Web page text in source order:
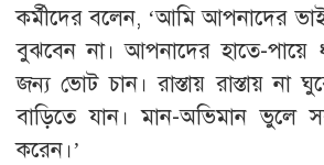
কর্মীদের বলেন, ‘আমি আপনাদের
বুঝবেন না। আপনাদের হাতে-পায়ে
জন্য ভোট চান। রাস্তায় রাস্তায় না
বাড়িতে যান। মান-অভিমান ভুলে
করেন।’